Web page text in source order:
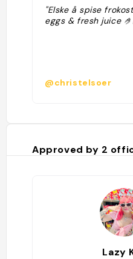
"Elske å spise
eggs & fresh juice
@christelsoer
Approved by 2
Lazy